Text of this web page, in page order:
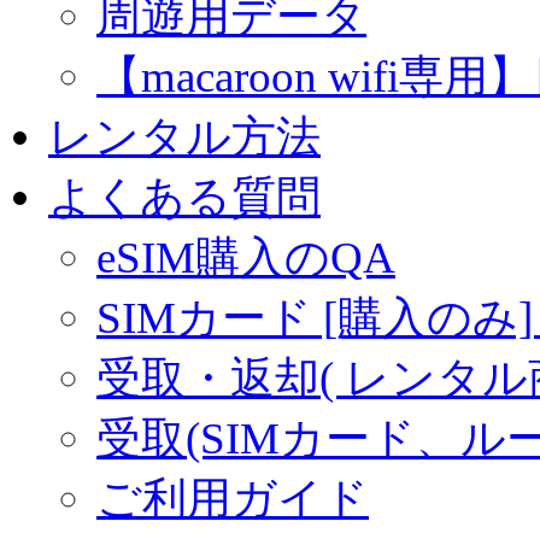
周遊用データ
【macaroon wifi専用
レンタル方法
よくある質問
eSIM購入のQA
SIMカード [購入のみ
受取・返却( レンタ
受取(SIMカード、ル
ご利用ガイド